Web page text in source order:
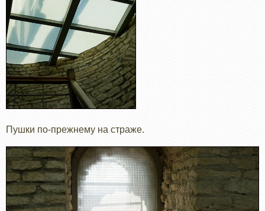
Пушки по-прежнему на страже.